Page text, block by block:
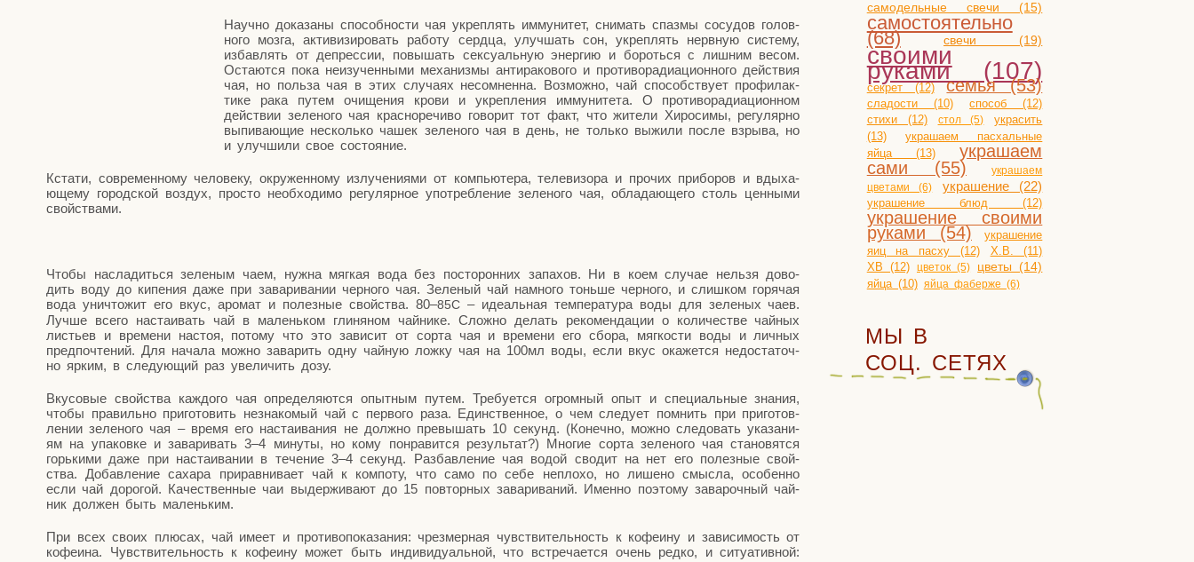
Науч­но дока­за­ны спо­соб­но­сти чая укреп­лять имму­ни­тет, сни­мать спаз­мы сосу­дов голов­
но­го моз­га, акти­ви­зи­ро­вать рабо­ту серд­ца, улуч­шать сон, укреп­лять нерв­ную систе­му,
избав­лять от депрес­сии, повы­шать сек­су­аль­ную энер­гию и бороть­ся с лиш­ним весом.
Оста­ют­ся пока неизу­чен­ны­ми меха­низ­мы анти­ра­ко­во­го и про­ти­во­ра­ди­а­ци­он­но­го дей­ствия
чая, но поль­за чая в этих слу­ча­ях несо­мнен­на. Воз­мож­но, чай спо­соб­ству­ет про­фи­лак­
ти­ке рака путем очи­ще­ния кро­ви и укреп­ле­ния имму­ни­те­та. О про­ти­во­ра­ди­а­ци­он­ном
дей­ствии зеле­но­го чая крас­но­ре­чи­во гово­рит тот факт, что жите­ли Хиро­си­мы, регу­ляр­но
выпи­ва­ю­щие несколь­ко чашек зеле­но­го чая в день, не толь­ко выжи­ли после взры­ва, но
и улуч­ши­ли свое состояние.
Кста­ти, совре­мен­но­му чело­ве­ку, окру­жен­но­му излу­че­ни­я­ми от ком­пью­те­ра, теле­ви­зо­ра и про­чих при­бо­ров и вды­ха­
ю­ще­му город­ской воз­дух, про­сто необ­хо­ди­мо регу­ляр­ное упо­треб­ле­ние зеле­но­го чая, обла­да­ю­ще­го столь цен­ны­ми
свойствами.
Что­бы насла­дить­ся зеле­ным чаем, нуж­на мяг­кая вода без посто­рон­них запа­хов. Ни в коем слу­чае нель­зя дово­
дить воду до кипе­ния даже при зава­ри­ва­нии чер­но­го чая. Зеле­ный чай намно­го тонь­ше чер­но­го, и слиш­ком горя­чая
вода уни­что­жит его вкус, аро­мат и полез­ные свой­ства. 80–85С– иде­аль­ная тем­пе­ра­ту­ра воды для зеле­ных чаев.
Луч­ше все­го наста­и­вать чай в малень­ком гли­ня­ном чай­ни­ке. Слож­но делать реко­мен­да­ции о коли­че­стве чай­ных
листьев и вре­ме­ни настоя, пото­му что это зави­сит от сор­та чая и вре­ме­ни его сбо­ра, мяг­ко­сти воды и лич­ных
пред­по­чте­ний. Для нача­ла мож­но зава­рить одну чай­ную лож­ку чая на 100мл воды, если вкус ока­жет­ся недо­ста­точ­
но ярким, в сле­ду­ю­щий раз уве­ли­чить дозу.
Вку­со­вые свой­ства каж­до­го чая опре­де­ля­ют­ся опыт­ным путем. Тре­бу­ет­ся огром­ный опыт и спе­ци­аль­ные зна­ния,
что­бы пра­виль­но при­го­то­вить незна­ко­мый чай с пер­во­го раза. Един­ствен­ное, о чем сле­ду­ет пом­нить при при­го­тов­
ле­нии зеле­но­го чая – вре­мя его наста­и­ва­ния не долж­но пре­вы­шать 10 секунд. (Конеч­но, мож­но сле­до­вать ука­за­ни­
ям на упа­ков­ке и зава­ри­вать 3–4 мину­ты, но кому понра­вит­ся резуль­тат?) Мно­гие сор­та зеле­но­го чая ста­но­вят­ся
горь­ки­ми даже при наста­и­ва­нии в тече­ние 3–4 секунд. Раз­бав­ле­ние чая водой сво­дит на нет его полез­ные свой­
ства. Добав­ле­ние саха­ра при­рав­ни­ва­ет чай к ком­по­ту, что само по себе непло­хо, но лише­но смыс­ла, осо­бен­но
если чай доро­гой. Каче­ствен­ные чаи выдер­жи­ва­ют до 15 повтор­ных зава­ри­ва­ний. Имен­но поэто­му зава­роч­ный чай­
ник дол­жен быть маленьким.
При всех сво­их плю­сах, чай име­ет и про­ти­во­по­ка­за­ния: чрез­мер­ная чув­стви­тель­ность к кофе­и­ну и зави­си­мость от
кофе­и­на. Чув­стви­тель­ность к кофе­и­ну может быть инди­ви­ду­аль­ной, что встре­ча­ет­ся очень ред­ко, и ситу­а­тив­ной:
самодельные свечи (15)
самостоятельно
(68) свечи (19)
своими
руками (107)
секрет (12) семья (53)
сладости (10)
способ (12)
стихи (12)
стол (5)
украсить
(13)
украшаем пасхальные
яйца (13)
украшаем
сами (55)
украшаем
цветами (6)
украшение (22)
украшение блюд (12)
украшение своими
руками (54)
украшение
яиц на пасху (12)
Х.В. (11)
ХВ (12) цветок (5)
цветы (14)
яйца (10) яйца фаберже (6)
МЫ В
СОЦ. СЕТЯХ